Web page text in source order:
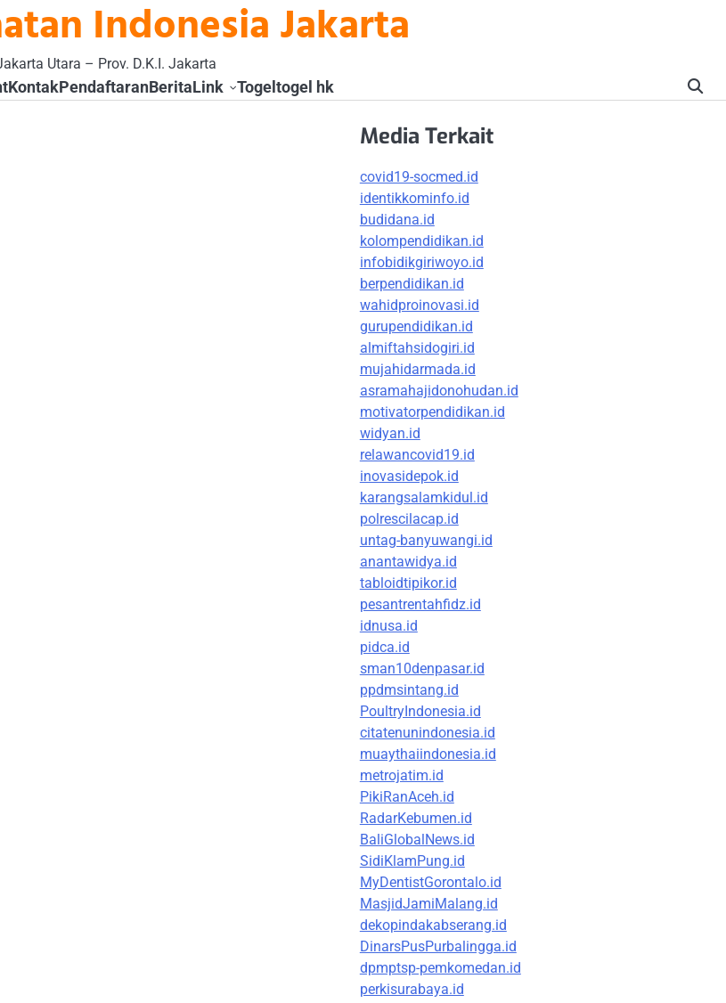
Indonesia Jakarta
Utara – Prov. D.K.I. Jakarta
KontakPendaftaranBeritaLink Togeltogel hk
Media Terkait
covid19-socmed.id
identikkominfo.id
budidana.id
kolompendidikan.id
infobidikgiriwoyo.id
berpendidikan.id
wahidproinovasi.id
gurupendidikan.id
almiftahsidogiri.id
mujahidarmada.id
asramahajidonohudan.id
motivatorpendidikan.id
widyan.id
relawancovid19.id
inovasidepok.id
karangsalamkidul.id
polrescilacap.id
untag-banyuwangi.id
anantawidya.id
tabloidtipikor.id
pesantrentahfidz.id
idnusa.id
pidca.id
sman10denpasar.id
ppdmsintang.id
PoultryIndonesia.id
citatenunindonesia.id
muaythaiindonesia.id
metrojatim.id
PikiRanAceh.id
RadarKebumen.id
BaliGlobalNews.id
SidiKlamPung.id
MyDentistGorontalo.id
MasjidJamiMalang.id
dekopindakabserang.id
DinarsPusPurbalingga.id
dpmptsp-pemkomedan.id
perkisurabaya.id